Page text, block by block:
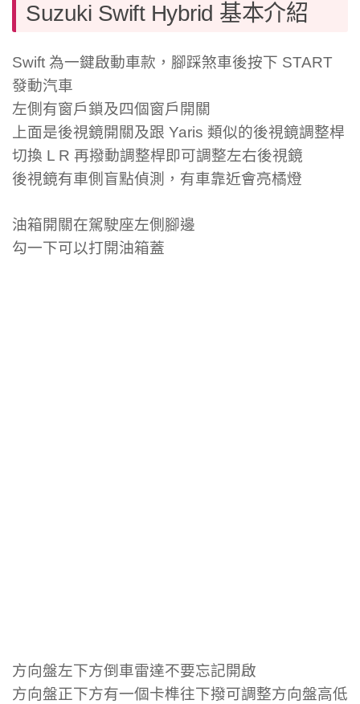
Suzuki Swift Hybrid 基本介紹
Swift 為一鍵啟動車款，腳踩煞車後按下 START
發動汽車
左側有窗戶鎖及四個窗戶開關
上面是後視鏡開關及跟 Yaris 類似的後視鏡調整桿
切換 L R 再撥動調整桿即可調整左右後視鏡
後視鏡有車側盲點偵測，有車靠近會亮橘燈
油箱開關在駕駛座左側腳邊
勾一下可以打開油箱蓋
方向盤左下方倒車雷達不要忘記開啟
方向盤正下方有一個卡榫往下撥可調整方向盤高低